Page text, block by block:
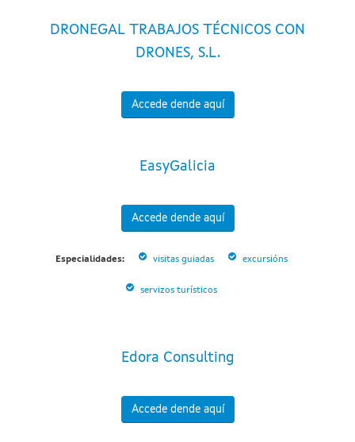
DRONEGAL TRABAJOS TÉCNICOS CON
DRONES, S.L.
Accede dende aquí
EasyGalicia
Accede dende aquí
Especialidades: visitas guiadas excursións
servizos turísticos
Edora Consulting
Accede dende aquí